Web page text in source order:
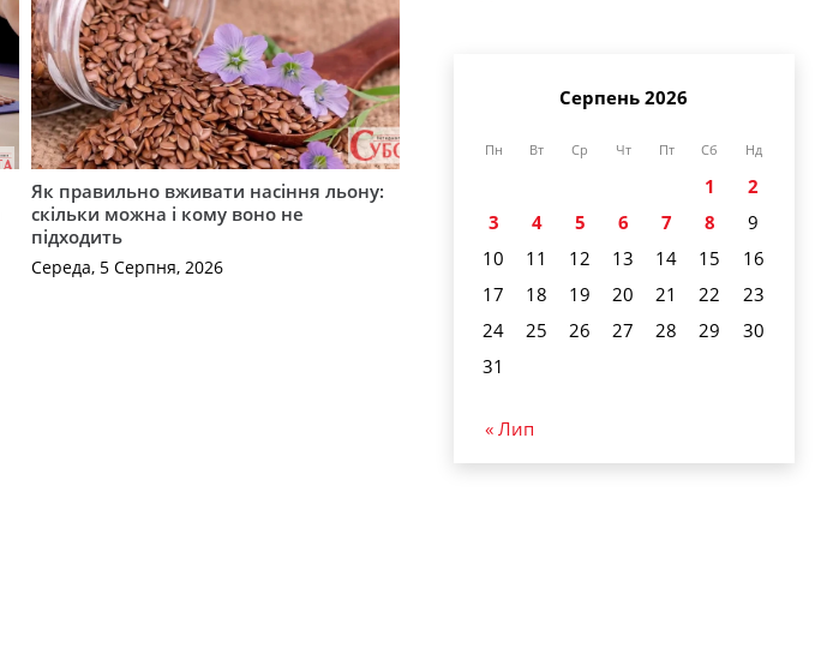
Як правильно вживати насіння льону:
скільки можна і кому воно не
підходить
Середа, 5 Серпня, 2026
Серпень 2026
Пн Вт Ср Чт Пт Сб Нд
1
2
3
4 5 6 7 8
9
10
11 12 13 14 15
16
17
18 19 20 21 22
23
24
25 26 27 28 29
30
31
« Лип